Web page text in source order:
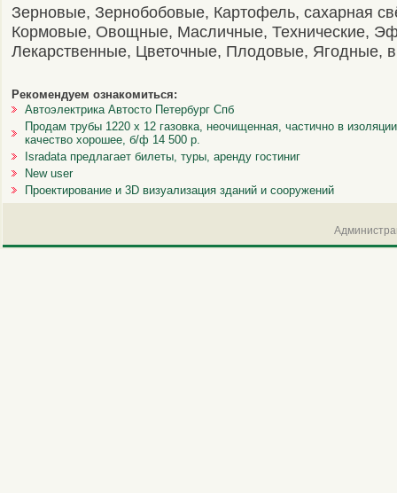
Зерновые, Зернобобовые, Картофель, сахарная
Кормовые, Овощные, Масличные, Технические,
Лекарственные, Цветочные, Плодовые, Ягодные,
Рекомендуем ознакомиться:
Автоэлектрика Автосто Петербург Спб
Продам трубы 1220 х 12 газовка, неочищенная, частично в
качество хорошее, б/ф 14 500 р.
Isradata предлагает билеты, туры, аренду гостиниг
New user
Проектирование и 3D визуализация зданий и сооружений